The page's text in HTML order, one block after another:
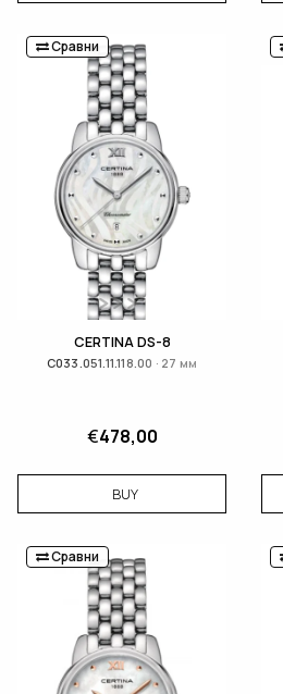
Сравни
CERTINA DS-8
C033.051.11.118.00 · 27 мм
€478,00
BUY
Сравни